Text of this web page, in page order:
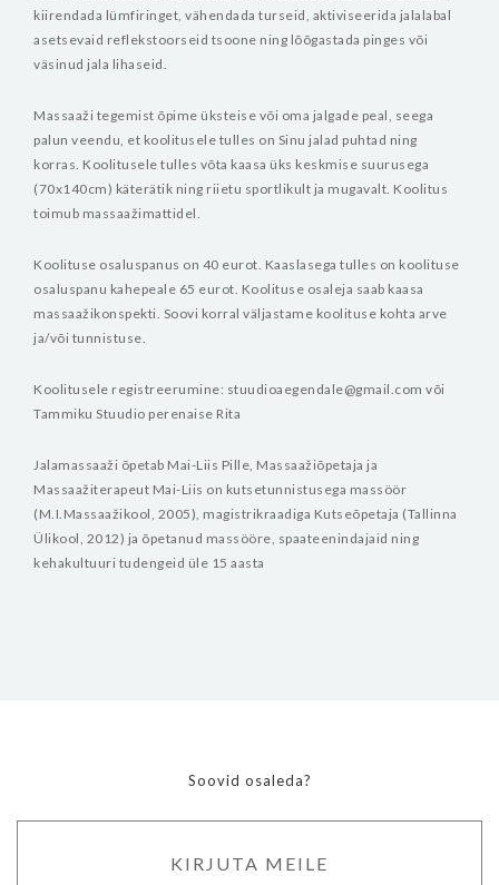
kiirendada lümfiringet, vähendada turseid, aktiviseerida jalalabal
asetsevaid reflekstoorseid tsoone ning lõõgastada pinges või
väsinud jala lihaseid.
Massaaži tegemist õpime üksteise või oma jalgade peal, seega
palun veendu, et koolitusele tulles on Sinu jalad puhtad ning
korras. Koolitusele tulles võta kaasa üks keskmise suurusega
(70x140cm) käterätik ning riietu sportlikult ja mugavalt. Koolitus
toimub massaažimattidel.
Koolituse osaluspanus on 40 eurot. Kaaslasega tulles on koolituse
osaluspanu kahepeale 65 eurot. Koolituse osaleja saab kaasa
massaažikonspekti. Soovi korral väljastame koolituse kohta arve
ja/või tunnistuse.
Koolitusele registreerumine: stuudioaegendale@gmail.com või
Tammiku Stuudio perenaise Rita
Jalamassaaži õpetab Mai-Liis Pille, Massaažiõpetaja ja
Massaažiterapeut Mai-Liis on kutsetunnistusega massöör
(M.I.Massaažikool, 2005), magistrikraadiga Kutseõpetaja (Tallinna
Ülikool, 2012) ja õpetanud massööre, spaateenindajaid ning
kehakultuuri tudengeid üle 15 aasta
Soovid osaleda?
KIRJUTA MEILE